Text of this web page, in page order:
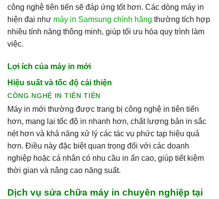
công nghệ tiên tiến sẽ đáp ứng tốt hơn. Các dòng máy in
hiện đại như máy in Samsung chính hãng thường tích hợp
nhiều tính năng thông minh, giúp tối ưu hóa quy trình làm
việc.
Lợi ích của máy in mới
Hiệu suất và tốc độ cải thiện
CÔNG NGHỆ IN TIÊN TIẾN
Máy in mới thường được trang bị công nghệ in tiên tiến
hơn, mang lại tốc độ in nhanh hơn, chất lượng bản in sắc
nét hơn và khả năng xử lý các tác vụ phức tạp hiệu quả
hơn. Điều này đặc biệt quan trọng đối với các doanh
nghiệp hoặc cá nhân có nhu cầu in ấn cao, giúp tiết kiệm
thời gian và nâng cao năng suất.
Dịch vụ sửa chữa máy in chuyên nghiệp tại